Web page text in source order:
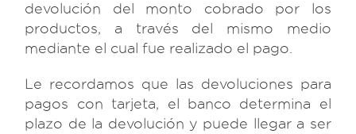
devolución del monto cobrado por los
productos, a través del mismo medio
mediante el cual fue realizado el pago.
Le recordamos que las devoluciones para
pagos con tarjeta, el banco determina el
plazo de la devolución y puede llegar a ser